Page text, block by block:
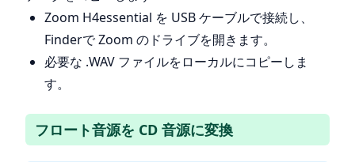
Zoom H4essential を USB ケーブルで接続し、
Finderで Zoom のドライブを開きます。
必要な .WAV ファイルをローカルにコピーしま
す。
フロート音源を CD 音源に変換